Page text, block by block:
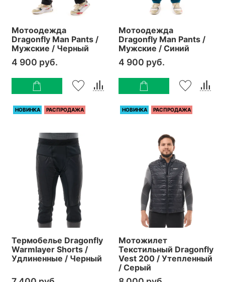
Мотоодежда
Dragonfly Man Pants /
Мужские / Черный
4 900 руб.
Мотоодежда
Dragonfly Man Pants /
Мужские / Синий
4 900 руб.
НОВИНКА РАСПРОДАЖА
Термобелье Dragonfly
Warmlayer Shorts /
Удлиненные / Черный
НОВИНКА РАСПРОДАЖА
Мотожилет
Текстильный Dragonfly
Vest 200 / Утепленный
/ Серый